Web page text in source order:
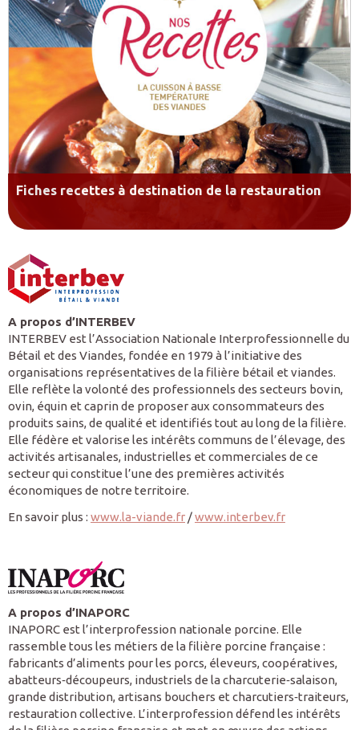
Fiches recettes à destination de la restauration
A propos d’INTERBEV
INTERBEV est l’Association Nationale Interprofessionnelle du
Bétail et des Viandes, fondée en 1979 à l’initiative des
organisations représentatives de la filière bétail et viandes.
Elle reflète la volonté des professionnels des secteurs bovin,
ovin, équin et caprin de proposer aux consommateurs des
produits sains, de qualité et identifiés tout au long de la filière.
Elle fédère et valorise les intérêts communs de l’élevage, des
activités artisanales, industrielles et commerciales de ce
secteur qui constitue l’une des premières activités
économiques de notre territoire.
En savoir plus : www.la-viande.fr /www.interbev.fr
A propos d’INAPORC
INAPORC est l’interprofession nationale porcine. Elle
rassemble tous les métiers de la filière porcine française :
fabricants d’aliments pour les porcs, éleveurs, coopératives,
abatteurs‐découpeurs, industriels de la charcuterie‐salaison,
grande distribution, artisans bouchers et charcutiers‐traiteurs,
restauration collective. L’interprofession défend les intérêts